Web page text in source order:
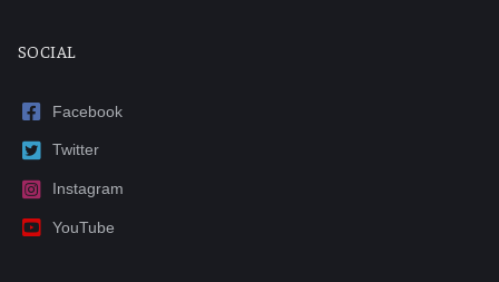
SOCIAL
Facebook
Twitter
Instagram
YouTube